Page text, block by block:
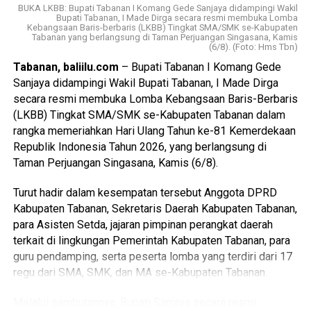
pemahaman yang seragam dan mampu menangani setiap
proses PAW secara profesional, akuntabel, serta sesuai
dengan ketentuan peraturan perundang-undangan.(gs/bi)
Advertisements
Advertisements
Advertisements
Advertisements
Tambang diikuti oleh dua belas peserta dalam satu regu
campuran. Setiap pertandingan berlangsung meriah,
menampilkan semangat juang, kerja sama, serta
setiap perlombaan.
Di sela-sela kegiatan, Bupati Sanjaya menyampaikan
apresiasinya kepada seluruh peserta yang telah
berpartisipasi dengan penuh antusias. Menurutnya,
perlombaan tradisional seperti ini bukan sekadar ajang
hiburan, melainkan juga menjadi sarana mempererat
lingkungan Pemerintah Kabupaten Tabanan.
Baca Juga Jalin Silaturahmi, Kwarda Bali
Serahkan Bantuan Sembako untuk Masyarakat
Jembrana
BUKA LKBB: Bupati Tabanan I Komang Gede Sanjaya didampingi Wakil
Bupati Tabanan, I Made Dirga secara resmi membuka Lomba
Kebangsaan Baris-berbaris (LKBB) Tingkat SMA/SMK se-Kabupaten
Tabanan yang berlangsung di Taman Perjuangan Singasana, Kamis
(6/8). (Foto: Hms Tbn)
Tabanan, baliilu.com – Bupati Tabanan I Komang Gede
Sanjaya didampingi Wakil Bupati Tabanan, I Made Dirga
secara resmi membuka Lomba Kebangsaan Baris-Berbaris
(LKBB) Tingkat SMA/SMK se-Kabupaten Tabanan dalam
rangka memeriahkan Hari Ulang Tahun ke-81 Kemerdekaan
Republik Indonesia Tahun 2026, yang berlangsung di
Taman Perjuangan Singasana, Kamis (6/8).
Turut hadir dalam kesempatan tersebut Anggota DPRD
Kabupaten Tabanan, Sekretaris Daerah Kabupaten Tabanan,
para Asisten Setda, jajaran pimpinan perangkat daerah
terkait di lingkungan Pemerintah Kabupaten Tabanan, para
guru pendamping, serta peserta lomba yang terdiri dari 17
regu dari SMA, SMK, dan MA se-Kabupaten Tabanan.